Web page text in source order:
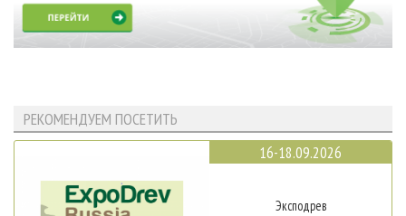
РЕКОМЕНДУЕМ ПОСЕТИТЬ
16-18.09.2026
Эксподрев